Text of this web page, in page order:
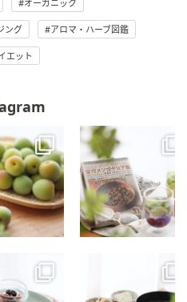
オーガニック
ング アロマ・ハーブ図鑑
エット